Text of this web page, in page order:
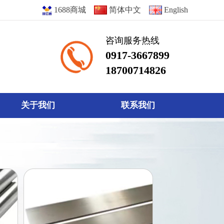
1688商城 简体中文 English
咨询服务热线
0917-3667899
18700714826
关于我们 联系我们